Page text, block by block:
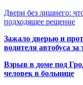
Двери без лишнего:
подходящее решение
Зажало дверью и
водителя автобуса
Взрыв в доме под
человек в больнице